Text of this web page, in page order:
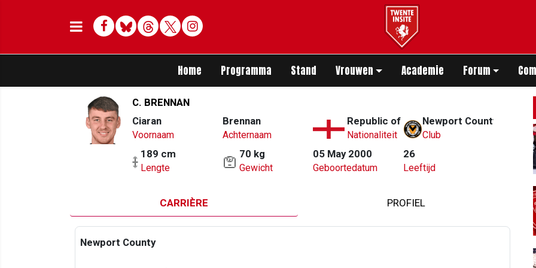
Facebook
BlueskyThreadsTwitterDelen op Whatsapp
Home Programma Stand Vrouwen Academie Forum
C. BRENNAN
Ciaran
Voornaam
Brennan
Achternaam
Republic of Ireland
Nationaliteit
Newport County
Club
189 cm
Lengte
70 kg
Gewicht
05 May 2000
Geboortedatum
26
Leeftijd
CARRIÈRE PROFIEL
Newport County